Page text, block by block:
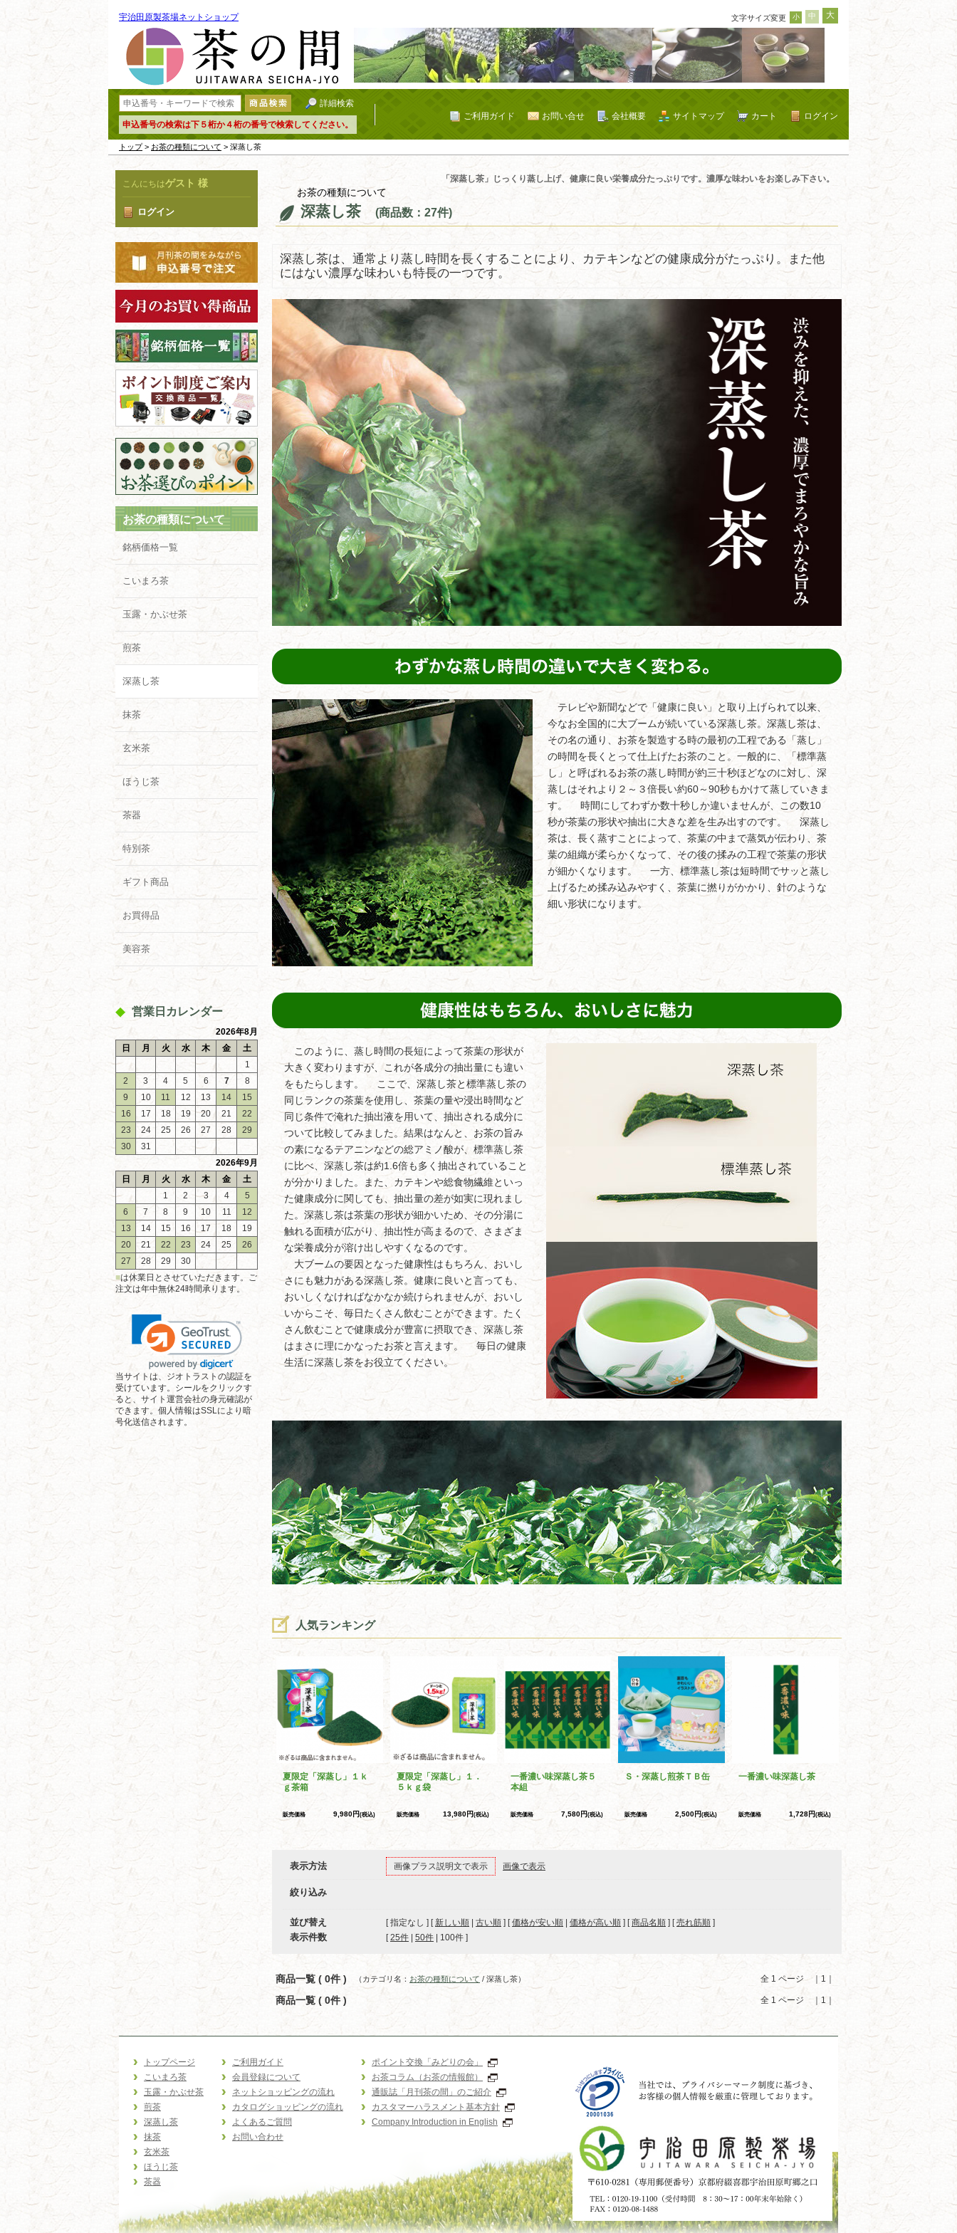
宇治田原製茶場ネットショップ 文字サイズ変更 小 中 大
詳細検索
申込番号の検索は下５桁か４桁の番号で検索してください。
ログイン
カート
サイトマップ
会社概要
お問い合せ
ご利用ガイド
トップ> お茶の種類について > 深蒸し茶
こんにちはゲスト 様
ログイン
お茶の種類について
銘柄価格一覧
こいまろ茶
玉露・かぶせ茶
煎茶
深蒸し茶
抹茶
玄米茶
ほうじ茶
茶器
特別茶
ギフト商品
お買得品
美容茶
営業日カレンダー
2026年8月
日
月 火 水 木 金
土
1
2
3 4 5 6 7
8
9
10 11 12 13 14
15
16
17 18 19 20 21
22
23
24 25 26 27 28
29
30
31
2026年9月
日
月 火 水 木 金
土
1
2 3 4
5
6
7 8 9 10 11
12
13
14 15 16 17 18
19
20
21 22 23 24 25
26
27
28 29
30
■は休業日とさせていただきます。ご
注文は年中無休24時間承ります。
当サイトは、ジオトラストの認証を
受けています。シールをクリックす
ると、サイト運営会社の身元確認が
できます。個人情報はSSLにより暗
号化送信されます。
「深蒸し茶」じっくり蒸し上げ、健康に良い栄養成分たっぷりです。濃厚な味わいをお楽しみ下さい。
お茶の種類について
深蒸し茶 (商品数：27件)
深蒸し茶は、通常より蒸し時間を長くすることにより、カテキンなどの健康成分がたっぷり。また他
にはない濃厚な味わいも特長の一つです。
テレビや新聞などで「健康に良い」と取り上げられて以来、
今なお全国的に大ブームが続いている深蒸し茶。深蒸し茶は、
その名の通り、お茶を製造する時の最初の工程である「蒸し」
の時間を長くとって仕上げたお茶のこと。一般的に、「標準蒸
し」と呼ばれるお茶の蒸し時間が約三十秒ほどなのに対し、深
蒸しはそれより２～３倍長い約60～90秒もかけて蒸していきま
す。 時間にしてわずか数十秒しか違いませんが、この数10
秒が茶葉の形状や抽出に大きな差を生み出すのです。 深蒸し
茶は、長く蒸すことによって、茶葉の中まで蒸気が伝わり、茶
葉の組織が柔らかくなって、その後の揉みの工程で茶葉の形状
が細かくなります。 一方、標準蒸し茶は短時間でサッと蒸し
上げるため揉み込みやすく、茶葉に撚りがかかり、針のような
細い形状になります。
このように、蒸し時間の長短によって茶葉の形状が
大きく変わりますが、これが各成分の抽出量にも違い
をもたらします。 ここで、深蒸し茶と標準蒸し茶の
同じランクの茶葉を使用し、茶葉の量や浸出時間など
同じ条件で淹れた抽出液を用いて、抽出される成分に
ついて比較してみました。結果はなんと、お茶の旨み
の素になるテアニンなどの総アミノ酸が、標準蒸し茶
に比べ、深蒸し茶は約1.6倍も多く抽出されていること
が分かりました。また、カテキンや総食物繊維といっ
た健康成分に関しても、抽出量の差が如実に現れまし
た。深蒸し茶は茶葉の形状が細かいため、その分湯に
触れる面積が広がり、抽出性が高まるので、さまざま
な栄養成分が溶け出しやすくなるのです。
大ブームの要因となった健康性はもちろん、おいし
さにも魅力がある深蒸し茶。健康に良いと言っても、
おいしくなければなかなか続けられませんが、おいし
いからこそ、毎日たくさん飲むことができます。たく
さん飲むことで健康成分が豊富に摂取でき、深蒸し茶
はまさに理にかなったお茶と言えます。 毎日の健康
生活に深蒸し茶をお役立てください。
人気ランキング
夏限定「深蒸し」１ｋ
ｇ茶箱
販売価格 9,980円(税込)
夏限定「深蒸し」１．
５ｋｇ袋
販売価格 13,980円(税込)
一番濃い味深蒸し茶５
本組
販売価格 7,580円(税込)
Ｓ・深蒸し煎茶ＴＢ缶
販売価格 2,500円(税込)
一番濃い味深蒸し茶
販売価格 1,728円(税込)
表示方法 画像プラス説明文で表示 画像で表示
絞り込み
並び替え [ 指定なし ] [ 新しい順 古い順 ] [価格が安い順 価格が高い順 ] [商品名順 ] [売れ筋順 ]
表示件数 [ 25件 50件 100件 ]
商品一覧 ( 0件 ) 全 1 ページ ｜1｜
（カテゴリ名： お茶の種類について / 深蒸し茶）
商品一覧 ( 0件 ) 全 1 ページ ｜1｜
トップページ
こいまろ茶
玉露・かぶせ茶
煎茶
深蒸し茶
抹茶
玄米茶
ほうじ茶
茶器
ご利用ガイド
会員登録について
ネットショッピングの流れ
カタログショッピングの流れ
よくあるご質問
お問い合わせ
ポイント交換「みどりの会」
お茶コラム（お茶の情報館）
通販誌「月刊茶の間」のご紹介
カスタマーハラスメント基本方針
Company Introduction in English